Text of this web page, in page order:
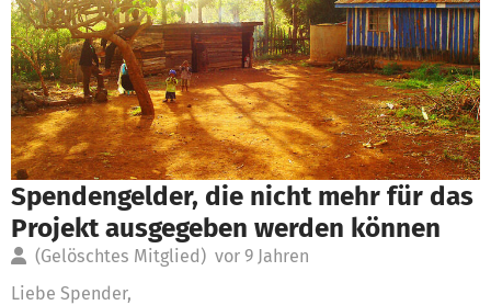
Spendengelder, die nicht mehr für das
Projekt ausgegeben werden können
(Gelöschtes Mitglied) vor 9 Jahren
Liebe Spender,